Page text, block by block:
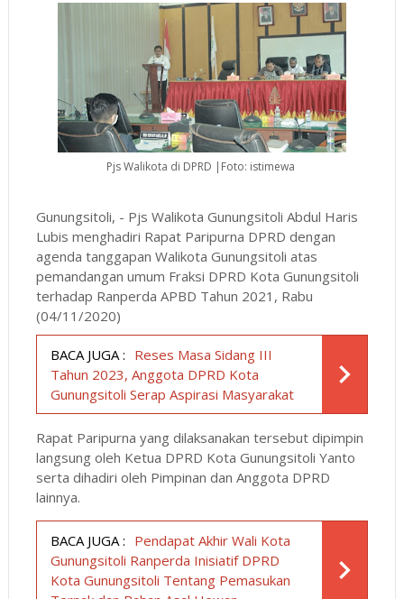
Pjs Walikota di DPRD |Foto: istimewa
Gunungsitoli, - Pjs Walikota Gunungsitoli Abdul Haris
Lubis menghadiri Rapat Paripurna DPRD dengan
agenda tanggapan Walikota Gunungsitoli atas
pemandangan umum Fraksi DPRD Kota Gunungsitoli
terhadap Ranperda APBD Tahun 2021, Rabu
(04/11/2020)
BACA JUGA : Reses Masa Sidang III
Tahun 2023, Anggota DPRD Kota
Gunungsitoli Serap Aspirasi Masyarakat
Rapat Paripurna yang dilaksanakan tersebut dipimpin
langsung oleh Ketua DPRD Kota Gunungsitoli Yanto
serta dihadiri oleh Pimpinan dan Anggota DPRD
lainnya.
BACA JUGA : Pendapat Akhir Wali Kota
Gunungsitoli Ranperda Inisiatif DPRD
Kota Gunungsitoli Tentang Pemasukan